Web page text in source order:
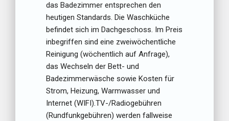
das Badezimmer entsprechen den
heutigen Standards. Die Waschküche
befindet sich im Dachgeschoss. Im Preis
inbegriffen sind eine zweiwöchentliche
Reinigung (wöchentlich auf Anfrage),
das Wechseln der Bett- und
Badezimmerwäsche sowie Kosten für
Strom, Heizung, Warmwasser und
Internet (WIFI).TV-/Radiogebühren
(Rundfunkgebühren) werden fallweise